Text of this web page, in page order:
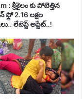
: శ్రీశైలం కు పోటెత్తిన
ఫ్లో 2.16 లక్షల
లేటెస్ట్ అప్డేట్..!